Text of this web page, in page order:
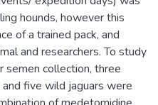
hounds, however this
of a trained pack, and
and researchers. To study
semen collection, three
five wild jaguars were